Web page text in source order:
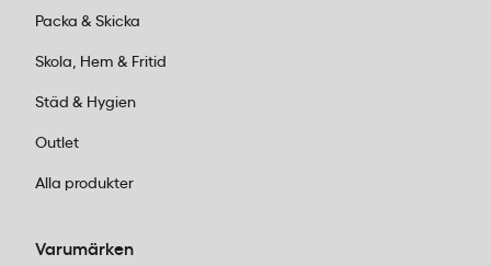
Packa & Skicka
Skola, Hem & Fritid
Städ & Hygien
Outlet
Alla produkter
Varumärken